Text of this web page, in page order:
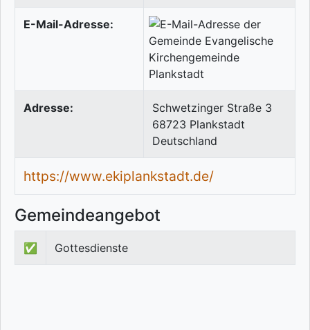
E-Mail-Adresse:
Adresse:
Schwetzinger Straße 3
68723 Plankstadt
Deutschland
https://www.ekiplankstadt.de/
Gemeindeangebot
✅ Gottesdienste